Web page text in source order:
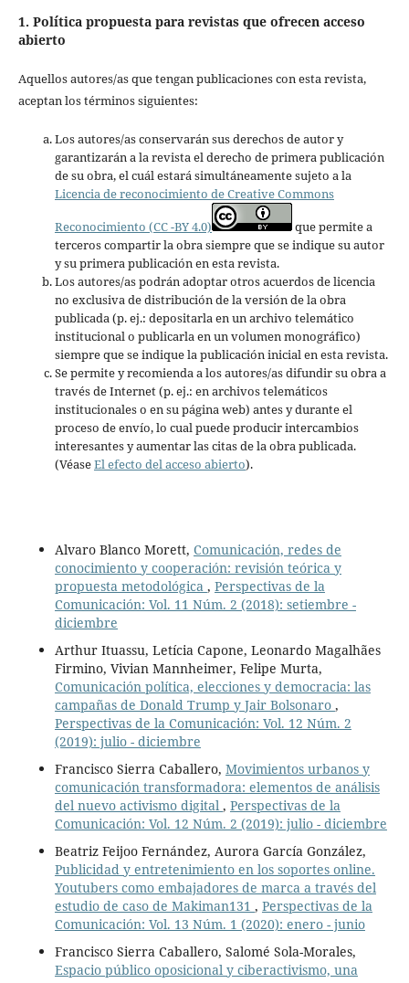
1. Política propuesta para revistas que ofrecen acceso
abierto
Aquellos autores/as que tengan publicaciones con esta revista,
aceptan los términos siguientes:
Los autores/as conservarán sus derechos de autor y
garantizarán a la revista el derecho de primera publicación
de su obra, el cuál estará simultáneamente sujeto a la
Licencia de reconocimiento de Creative Commons
Reconocimiento (CC -BY 4.0)
que permite a
terceros compartir la obra siempre que se indique su autor
y su primera publicación en esta revista.
Los autores/as podrán adoptar otros acuerdos de licencia
no exclusiva de distribución de la versión de la obra
publicada (p. ej.: depositarla en un archivo telemático
institucional o publicarla en un volumen monográfico)
siempre que se indique la publicación inicial en esta revista.
Se permite y recomienda a los autores/as difundir su obra a
través de Internet (p. ej.: en archivos telemáticos
institucionales o en su página web) antes y durante el
proceso de envío, lo cual puede producir intercambios
interesantes y aumentar las citas de la obra publicada.
(VéaseEl efecto del acceso abierto).
Alvaro Blanco Morett, Comunicación, redes de
conocimiento y cooperación: revisión teórica y
propuesta metodológica , Perspectivas de la
Comunicación: Vol. 11 Núm. 2 (2018): setiembre -
diciembre
Arthur Ituassu, Letícia Capone, Leonardo Magalhães
Firmino, Vivian Mannheimer, Felipe Murta,
Comunicación política, elecciones y democracia: las
campañas de Donald Trump y Jair Bolsonaro ,
Perspectivas de la Comunicación: Vol. 12 Núm. 2
(2019): julio - diciembre
Francisco Sierra Caballero, Movimientos urbanos y
comunicación transformadora: elementos de análisis
del nuevo activismo digital , Perspectivas de la
Comunicación: Vol. 12 Núm. 2 (2019): julio - diciembre
Beatriz Feijoo Fernández, Aurora García González,
Publicidad y entretenimiento en los soportes online.
Youtubers como embajadores de marca a través del
estudio de caso de Makiman131 , Perspectivas de la
Comunicación: Vol. 13 Núm. 1 (2020): enero - junio
Francisco Sierra Caballero, Salomé Sola-Morales,
Espacio público oposicional y ciberactivismo, una